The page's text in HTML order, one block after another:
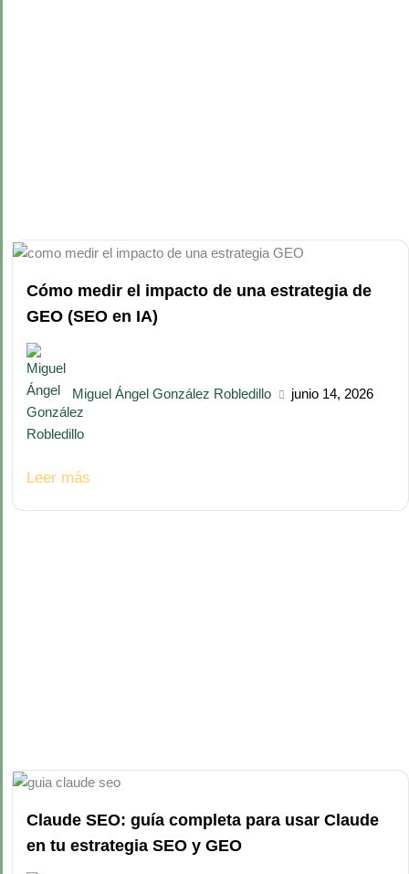
Cómo medir el impacto de una estrategia de
GEO (SEO en IA)
Miguel Ángel González Robledillo junio 14, 2026
Leer más
Claude SEO: guía completa para usar Claude
en tu estrategia SEO y GEO